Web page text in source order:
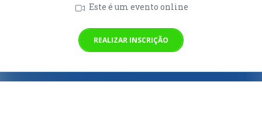
Este é um evento online
REALIZAR INSCRIÇÃO